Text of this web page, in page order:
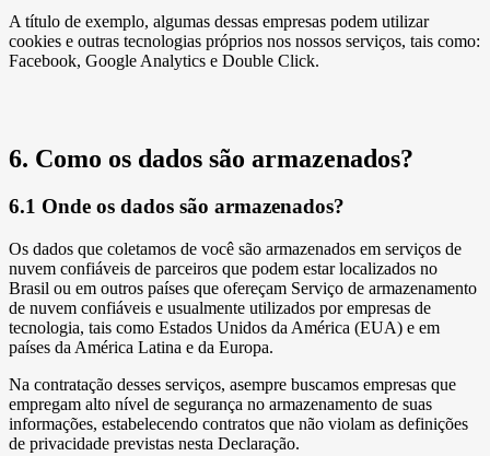
A título de exemplo, algumas dessas empresas podem utilizar
cookies e outras tecnologias próprios nos nossos serviços, tais como:
Facebook, Google Analytics e Double Click.
6. Como os dados são armazenados?
6.1 Onde os dados são armazenados?
Os dados que coletamos de você são armazenados em serviços de
nuvem confiáveis de parceiros que podem estar localizados no
Brasil ou em outros países que ofereçam Serviço de armazenamento
de nuvem confiáveis e usualmente utilizados por empresas de
tecnologia, tais como Estados Unidos da América (EUA) e em
países da América Latina e da Europa.
Na contratação desses serviços, asempre buscamos empresas que
empregam alto nível de segurança no armazenamento de suas
informações, estabelecendo contratos que não violam as definições
de privacidade previstas nesta Declaração.